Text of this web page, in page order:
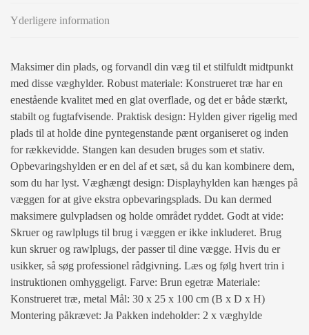
Yderligere information
Maksimer din plads, og forvandl din væg til et stilfuldt midtpunkt
med disse væghylder. Robust materiale: Konstrueret træ har en
enestående kvalitet med en glat overflade, og det er både stærkt,
stabilt og fugtafvisende. Praktisk design: Hylden giver rigelig med
plads til at holde dine pyntegenstande pænt organiseret og inden
for rækkevidde. Stangen kan desuden bruges som et stativ.
Opbevaringshylden er en del af et sæt, så du kan kombinere dem,
som du har lyst. Væghængt design: Displayhylden kan hænges på
væggen for at give ekstra opbevaringsplads. Du kan dermed
maksimere gulvpladsen og holde området ryddet. Godt at vide:
Skruer og rawlplugs til brug i væggen er ikke inkluderet. Brug
kun skruer og rawlplugs, der passer til dine vægge. Hvis du er
usikker, så søg professionel rådgivning. Læs og følg hvert trin i
instruktionen omhyggeligt. Farve: Brun egetræ Materiale:
Konstrueret træ, metal Mål: 30 x 25 x 100 cm (B x D x H)
Montering påkrævet: Ja Pakken indeholder: 2 x væghylde